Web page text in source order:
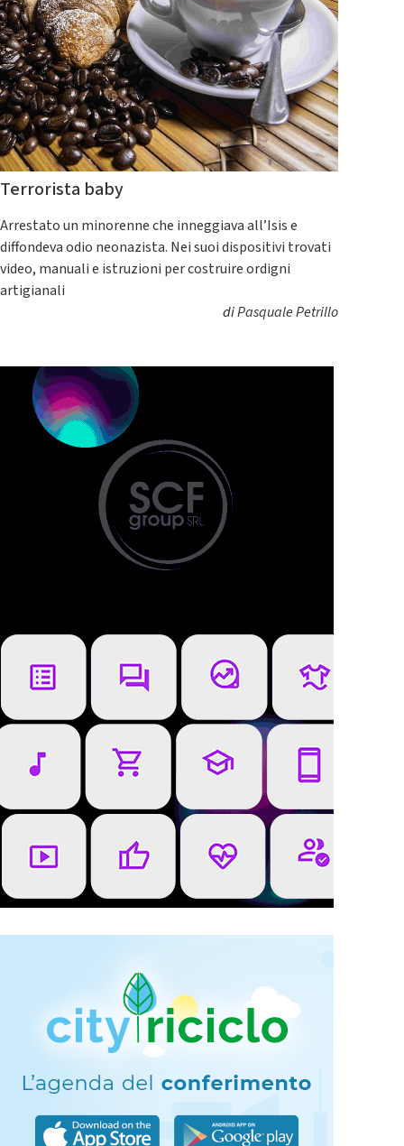
Terrorista baby
Arrestato un minorenne che inneggiava all’Isis e
diffondeva odio neonazista. Nei suoi dispositivi trovati
video, manuali e istruzioni per costruire ordigni
artigianali
diPasquale Petrillo